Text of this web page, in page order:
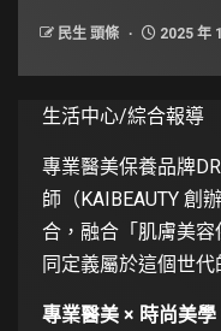
民生 頭條 2025 年
生活中心/綜合報導
專業醫美保養品牌
師（KAIBEAUTY 創
合，融合「肌膚美
同定義屬於這個世代
專業醫美 × 時尚美